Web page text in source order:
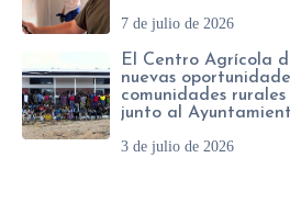
7 de julio de 2026
El Centro Agrícola
nuevas
comunidades
junto al
3 de julio de 2026